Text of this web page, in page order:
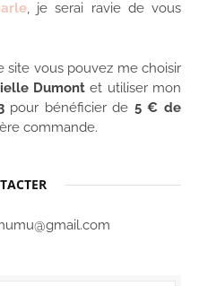
, je serai ravie de vous
site vous pouvez me choisir
Dumont et utiliser mon
pour bénéficier de 5 € de
commande.